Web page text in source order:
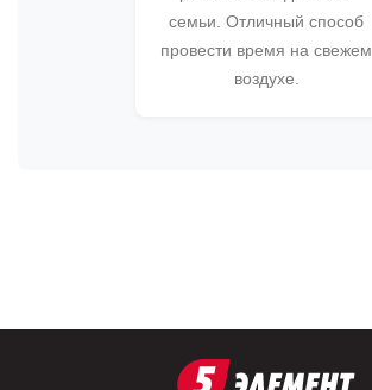
семьи. Отличный способ
провести время на свежем
воздухе.